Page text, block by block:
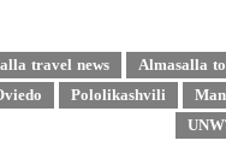
almasalla travel news
city of Oviedo